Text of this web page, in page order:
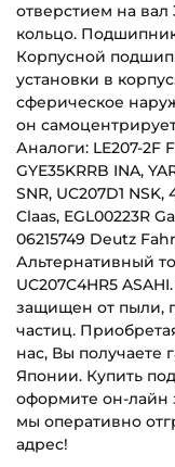
отверстием на
кольцо.
Корпусной
установки в
сферическое
он
Аналоги: LE207-2F
GYE35KRRB INA,
SNR, UC207D1
Claas, EGL00223R
06215749 Deutz
Альтернативный
UC207C4HR5
защищен от пыли,
частиц.
нас, Вы получаете
Японии. Купить
оформите он-лайн
мы оперативно
адрес!